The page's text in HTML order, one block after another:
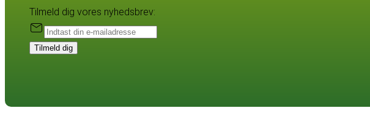
Tilmeld dig vores nyhedsbrev:
Tilmeld dig